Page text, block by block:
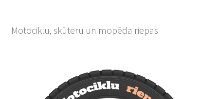
Motociklu, skūteru un mopēda riepas